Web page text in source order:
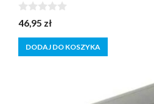
0
z
5
46,95 zł
DODAJ DO KOSZYKA